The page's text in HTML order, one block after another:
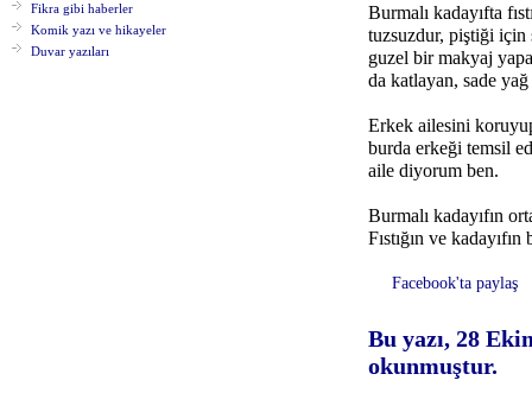
Fikra gibi haberler
Komik yazı ve hikayeler
Duvar yazıları
Burmalı kadayıfta
tuzsuzdur, piştiği için
guzel bir makyaj
da katlayan, sade
Erkek ailesini
burda erkeği temsil
aile diyorum ben.
Burmalı kadayıfın
Fıstığın ve
Facebook'ta paylaş
Bu yazı, 28
okunmuştur.